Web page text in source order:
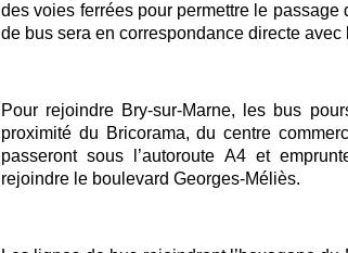
des voies ferrées pour permettre le
de bus sera en correspondance directe avec
Pour rejoindre Bry-sur-Marne, les bus
proximité du Bricorama, du centre
passeront sous l’autoroute A4 et
rejoindre le boulevard Georges-Méliès.